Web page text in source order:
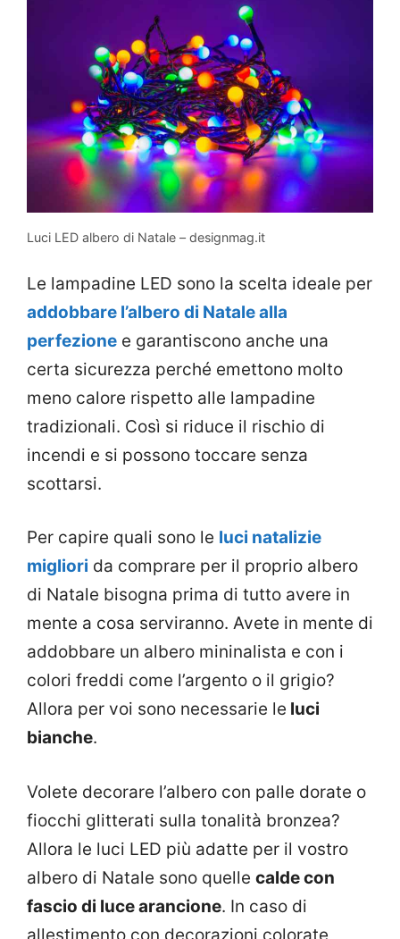
Luci LED albero di Natale – designmag.it
Le lampadine LED sono la scelta ideale per
addobbare l’albero di Natale alla
perfezione e garantiscono anche una
certa sicurezza perché emettono molto
meno calore rispetto alle lampadine
tradizionali. Così si riduce il rischio di
incendi e si possono toccare senza
scottarsi.
Per capire quali sono le luci natalizie
migliori da comprare per il proprio albero
di Natale bisogna prima di tutto avere in
mente a cosa serviranno. Avete in mente di
addobbare un albero mininalista e con i
colori freddi come l’argento o il grigio?
Allora per voi sono necessarie le luci
bianche.
Volete decorare l’albero con palle dorate o
fiocchi glitterati sulla tonalità bronzea?
Allora le luci LED più adatte per il vostro
albero di Natale sono quelle calde con
fascio di luce arancione. In caso di
allestimento con decorazioni colorate